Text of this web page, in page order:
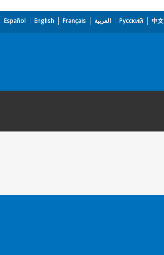
Español English Français العربية Русский 中文